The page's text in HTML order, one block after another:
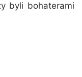
byli bohaterami